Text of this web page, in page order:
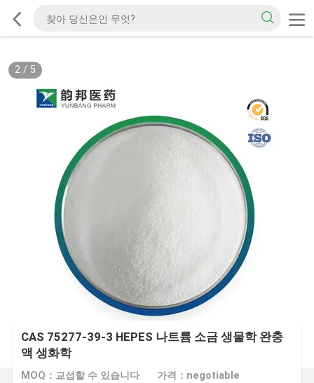
2/ 5
CAS 75277-39-3 HEPES 나트륨 소금 생물학 완충
액 생화학
MOQ：교섭할 수 있습니다 가격：negotiable